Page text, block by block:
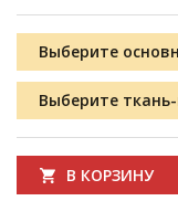
Выберите
Выберите
В КОРЗИНУ